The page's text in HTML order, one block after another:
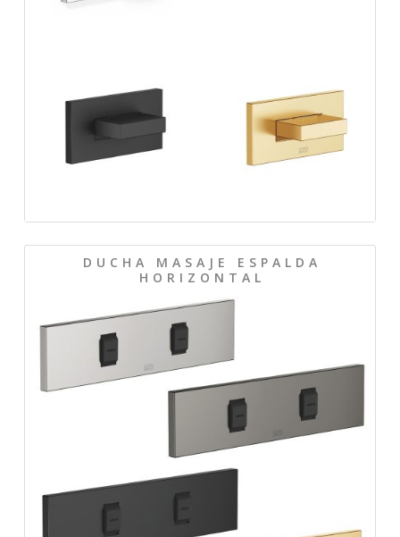
D U C H A M A S A J E E S P A L D A
H O R I Z O N T A L